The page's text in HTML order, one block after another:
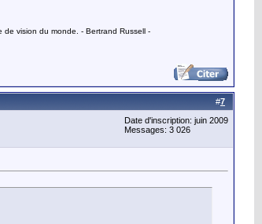
de vision du monde. - Bertrand Russell -
#7
Date d'inscription: juin 2009
Messages: 3 026